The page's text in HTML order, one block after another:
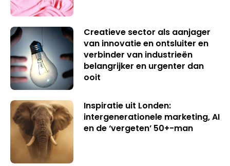
Creatieve sector als aanjager
van innovatie en ontsluiter en
verbinder van industrieën
belangrijker en urgenter dan
ooit
Inspiratie uit Londen:
intergenerationele marketing, AI
en de ‘vergeten’ 50+-man